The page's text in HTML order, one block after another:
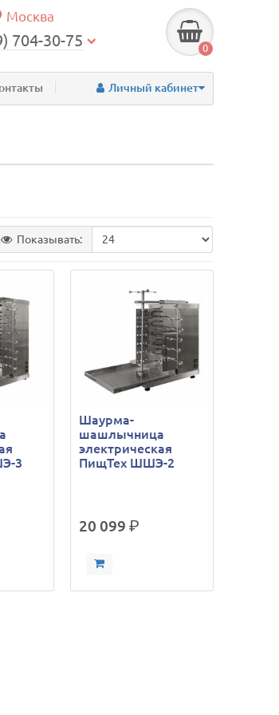
Москва
704-30-75 0
Личный кабинет
Показывать:
3
Шаурма-
шашлычница
электрическая
ПищТех ШШЭ-2
20 099 р.